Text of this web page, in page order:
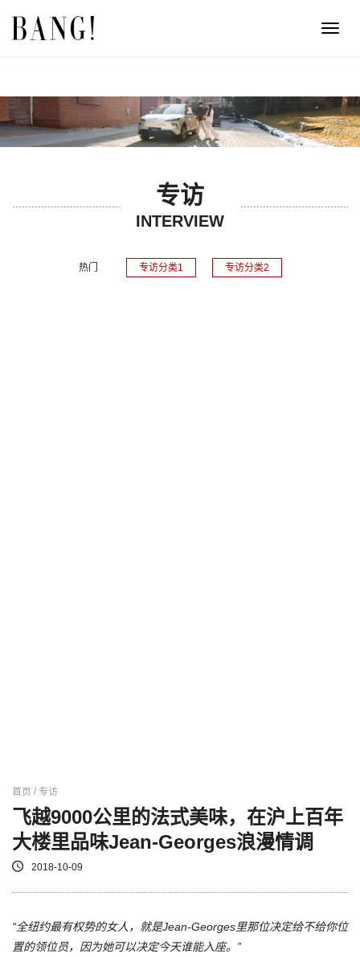
专访
INTERVIEW
热门 专访分类1 专访分类2
首页 / 专访
飞越9000公里的法式美味，在沪上百年
大楼里品味Jean-Georges浪漫情调
2018-10-09
“全纽约最有权势的女人，就是Jean-Georges里那位决定给不给你位
置的领位员，因为她可以决定今天谁能入座。”